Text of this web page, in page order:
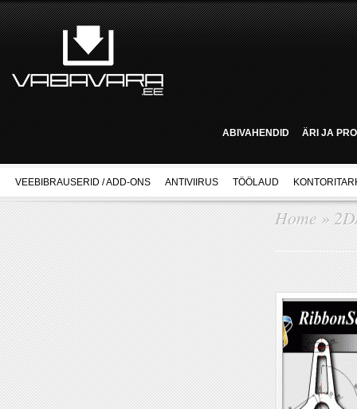
ABIVAHENDID ÄRI JA
VEEBIBRAUSERID / ADD-ONS ANTIVIIRUS TÖÖLAUD
Home »